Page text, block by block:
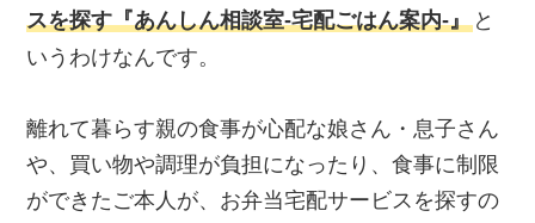
スを探す『あんしん相談室‐宅配ごはん案内‐』 と
いうわけなんです。
離れて暮らす親の食事が心配な娘さん・息子さん
や、買い物や調理が負担になったり、食事に制限
ができたご本人が、お弁当宅配サービスを探すの